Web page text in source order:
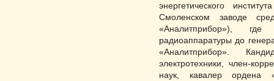
энергетического
Смоленском заводе
«Аналитприбор»),
радиоаппаратуры до
«Аналитприбор».
электротехники, член-
наук, кавалер ордена